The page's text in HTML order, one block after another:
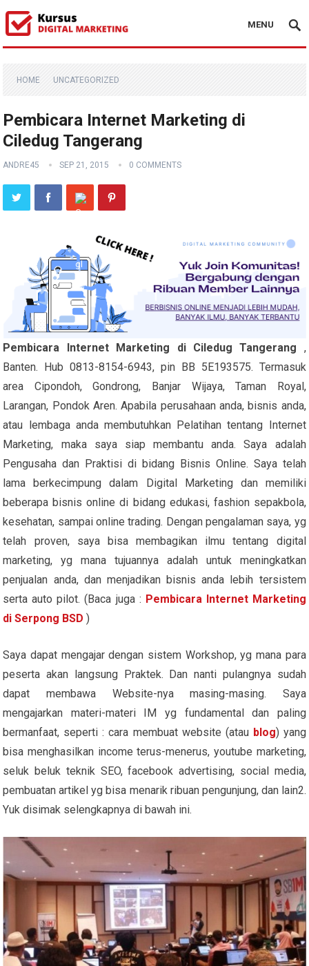
MENU
HOME UNCATEGORIZED
Pembicara Internet Marketing di
Ciledug Tangerang
ANDRE45 SEP 21, 2015 0 COMMENTS
Pembicara Internet Marketing di Ciledug Tangerang ,
Banten. Hub 0813-8154-6943, pin BB 5E193575. Termasuk
area Cipondoh, Gondrong, Banjar Wijaya, Taman Royal,
Larangan, Pondok Aren. Apabila perusahaan anda, bisnis anda,
atau lembaga anda membutuhkan Pelatihan tentang Internet
Marketing, maka saya siap membantu anda. Saya adalah
Pengusaha dan Praktisi di bidang Bisnis Online. Saya telah
lama berkecimpung dalam Digital Marketing dan memiliki
beberapa bisnis online di bidang edukasi, fashion sepakbola,
kesehatan, sampai online trading. Dengan pengalaman saya, yg
telah proven, saya bisa membagikan ilmu tentang digital
marketing, yg mana tujuannya adalah untuk meningkatkan
penjualan anda, dan menjadikan bisnis anda lebih tersistem
serta auto pilot. (Baca juga : Pembicara Internet Marketing
di Serpong BSD )
Saya dapat mengajar dengan sistem Workshop, yg mana para
peserta akan langsung Praktek. Dan nanti pulangnya sudah
dapat membawa Website-nya masing-masing. Saya
mengajarkan materi-materi IM yg fundamental dan paling
bermanfaat, seperti : cara membuat website (atau blog) yang
bisa menghasilkan income terus-menerus, youtube marketing,
seluk beluk teknik SEO, facebook advertising, social media,
pembuatan artikel yg bisa menarik ribuan pengunjung, dan lain2.
Yuk disimak selengkapnya di bawah ini.